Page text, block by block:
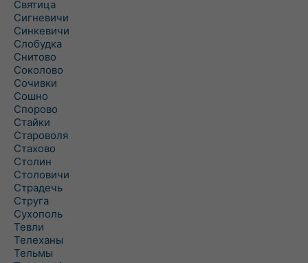
Святица
Сигневичи
Синкевичи
Слобудка
Снитово
Соколово
Сочивки
Сошно
Спорово
Стайки
Староволя
Стахово
Столин
Столовичи
Страдечь
Струга
Сухополь
Тевли
Телеханы
Тельмы